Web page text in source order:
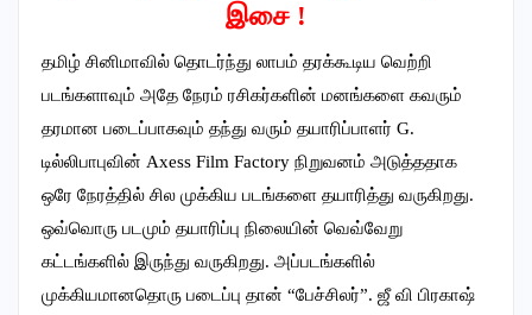
இசை !
தமிழ் சினிமாவில் தொடர்ந்து லாபம் தரக்கூடிய வெற்றி
படங்களாவும் அதே நேரம் ரசிகர்களின் மனங்களை கவரும்
தரமான படைப்பாகவும் தந்து வரும் தயாரிப்பாளர் G.
டில்லிபாபுவின் Axess Film Factory நிறுவனம் அடுத்ததாக
ஒரே நேரத்தில் சில முக்கிய படங்களை தயாரித்து வருகிறது.
ஒவ்வொரு படமும் தயாரிப்பு நிலையின் வெவ்வேறு
கட்டங்களில் இருந்து வருகிறது. அப்படங்களில்
முக்கியமானதொரு படைப்பு தான் “பேச்சிலர்”. ஜீ வி பிரகாஷ்